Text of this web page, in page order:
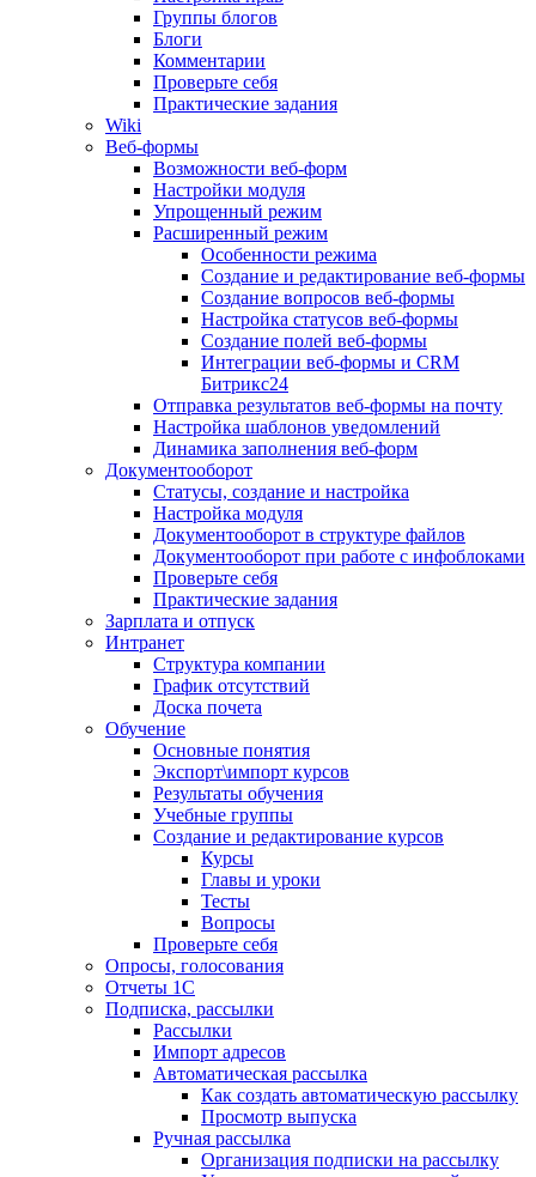
Группы блогов
Блоги
Комментарии
Проверьте себя
Практические задания
Wiki
Веб-формы
Возможности веб-форм
Настройки модуля
Упрощенный режим
Расширенный режим
Особенности режима
Создание и редактирование веб-формы
Создание вопросов веб-формы
Настройка статусов веб-формы
Создание полей веб-формы
Интеграции веб-формы и CRM
Битрикс24
Отправка результатов веб-формы на почту
Настройка шаблонов уведомлений
Динамика заполнения веб-форм
Документооборот
Статусы, создание и настройка
Настройка модуля
Документооборот в структуре файлов
Документооборот при работе с инфоблоками
Проверьте себя
Практические задания
Зарплата и отпуск
Интранет
Структура компании
График отсутствий
Доска почета
Обучение
Основные понятия
Экспорт\импорт курсов
Результаты обучения
Учебные группы
Создание и редактирование курсов
Курсы
Главы и уроки
Тесты
Вопросы
Проверьте себя
Опросы, голосования
Отчеты 1С
Подписка, рассылки
Рассылки
Импорт адресов
Автоматическая рассылка
Как создать автоматическую рассылку
Просмотр выпуска
Ручная рассылка
Организация подписки на рассылку